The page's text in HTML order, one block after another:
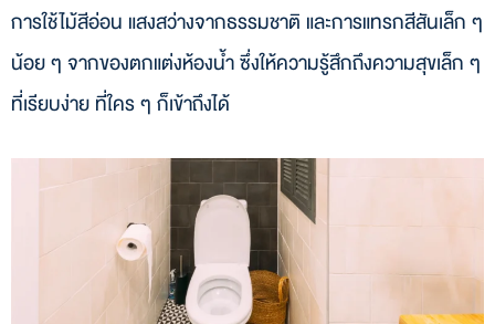
การใช้ไม้สีอ่อน แสงสว่างจากธรรมชาติ และการแทรกสีสันเล็ก ๆ
น้อย ๆ จากของตกแต่งห้องน้ำ ซึ่งให้ความรู้สึกถึงความสุขเล็ก ๆ
ที่เรียบง่าย ที่ใคร ๆ ก็เข้าถึงได้